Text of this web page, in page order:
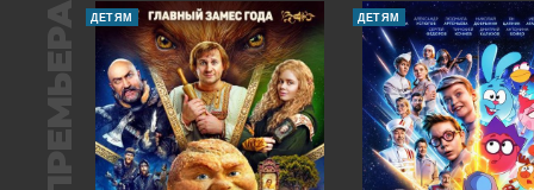
ПРЕМЬЕРА ДЕТЯМ ДЕТЯМ